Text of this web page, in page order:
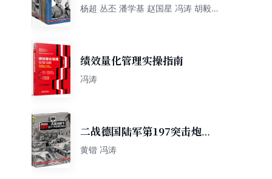
7册)
杨超 丛丕 潘学基 赵国星 冯涛 胡毅
绩效量化管理实操指南
冯涛
二战德国陆军第197突击炮营
战史：第653重装甲歼击营前
黄锴 冯涛